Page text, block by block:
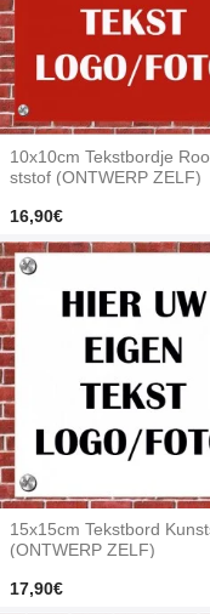
10x10cm Tekstbordje
ststof (ONTWERP ZELF)
16,90€
15x15cm Tekstbord
(ONTWERP ZELF)
17,90€